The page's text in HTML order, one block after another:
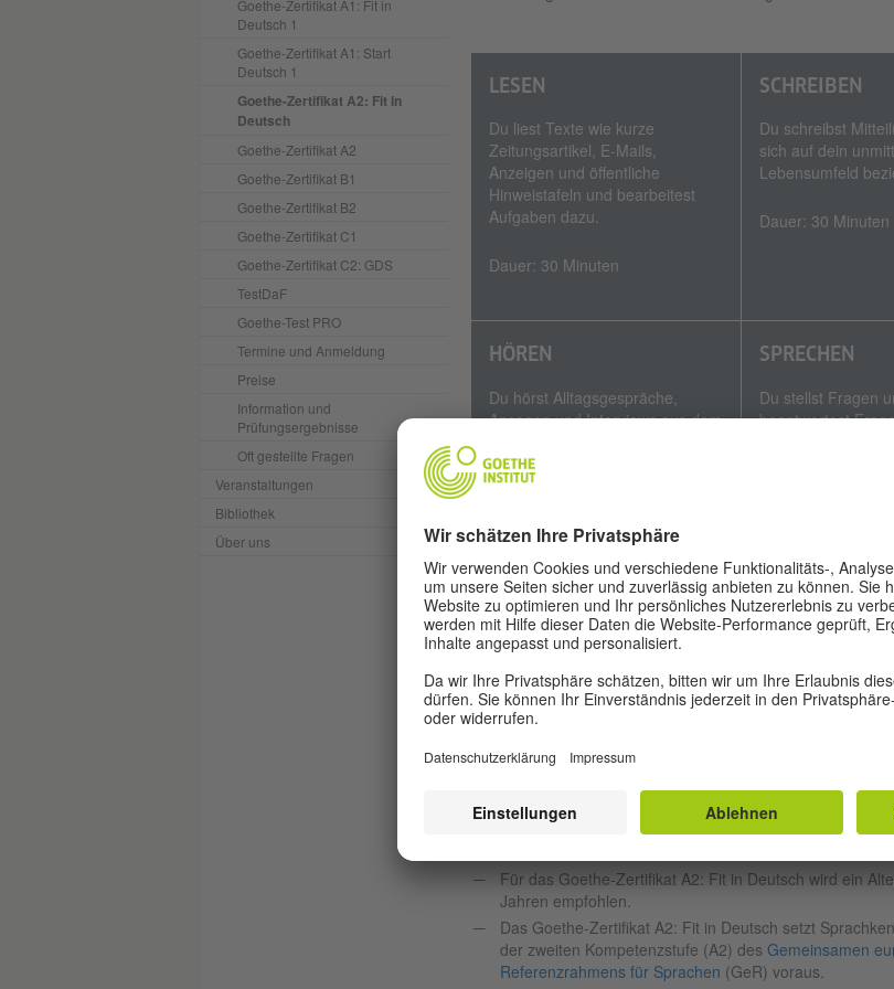
Goethe-Zertifikat A1: Fit in
Deutsch 1
Goethe-Zertifikat A1: Start
Deutsch 1
Goethe-Zertifikat A2: Fit in
Deutsch
Goethe-Zertifikat A2
Goethe-Zertifikat B1
Goethe-Zertifikat B2
Goethe-Zertifikat C1
Goethe-Zertifikat C2: GDS
TestDaF
Goethe-Test PRO
Termine und Anmeldung
Preise
Information und
Prüfungsergebnisse
Oft gestellte Fragen
Veranstaltungen
Bibliothek
Über uns
LESEN
Du liest Texte wie kurze
Zeitungsartikel, E-Mails,
Anzeigen und öffentliche
Hinweistafeln und bearbeitest
Aufgaben dazu.
Dauer: 30 Minuten
SCHREIBEN
Du schreibst
sich auf dein
Lebensumfeld
Dauer: 30 Minuten
HÖREN
Du hörst Alltagsgespräche,
Ansagen und Interviews aus dem
und öffentliche Durchsagen
und bearbeitest dazu Aufgaben.
Dauer: 30 Minuten
SPRECHEN
Du stellst Fragen
beantwortest
Dauer: 15 Minuten
VORAUSSETZUNGEN
Jugendliche im Alter von 12 bis 16 Jahren.
Die Prüfungen des Goethe-Instituts stehen allen
und können unabhängig vom Erreichen eines Mindestalters
Für das Goethe-Zertifikat A2: Fit in Deutsch wird ein
Jahren empfohlen.
Das Goethe-Zertifikat A2: Fit in Deutsch setzt
der zweiten Kompetenzstufe (A2) des Gemeinsamen
Referenzrahmens für Sprachen (GeR) voraus.